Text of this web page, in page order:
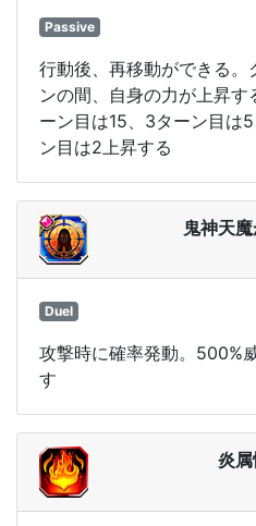
Passive
行動後、再移動ができる
ンの間、自身の力が上昇
ーン目は15、3ターン目は
ン目は2上昇する
鬼神天魔
Duel
攻撃時に確率発動。500%
す
炎